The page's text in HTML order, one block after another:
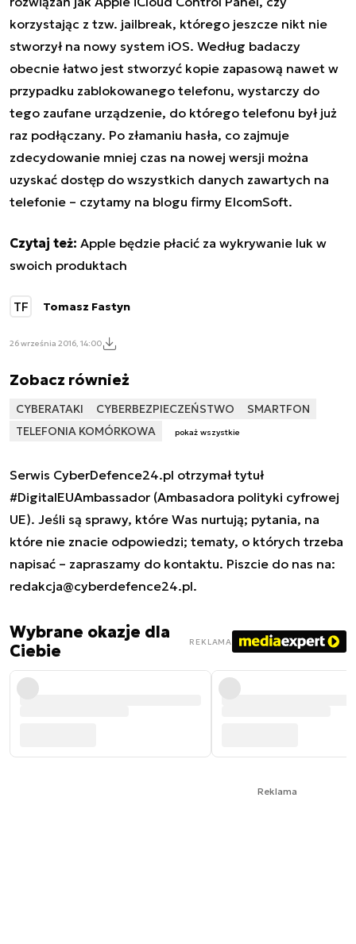
korzystając z tzw. jailbreak, którego jeszcze nikt nie
stworzył na nowy system iOS. Według badaczy
obecnie łatwo jest stworzyć kopie zapasową nawet w
przypadku zablokowanego telefonu, wystarczy do
tego zaufane urządzenie, do którego telefonu był już
raz podłączany. Po złamaniu hasła, co zajmuje
zdecydowanie mniej czas na nowej wersji można
uzyskać dostęp do wszystkich danych zawartych na
telefonie – czytamy na blogu firmy ElcomSoft.
Czytaj też: Apple będzie płacić za wykrywanie luk w
swoich produktach
TF Tomasz Fastyn
26 września 2016, 14:00
Zobacz również
CYBERATAKI CYBERBEZPIECZEŃSTWO
SMARTFON
TELEFONIA KOMÓRKOWA
pokaż wszystkie
Serwis CyberDefence24.pl otrzymał tytuł
#DigitalEUAmbassador (Ambasadora polityki cyfrowej
UE). Jeśli są sprawy, które Was nurtują; pytania, na
które nie znacie odpowiedzi; tematy, o których trzeba
napisać – zapraszamy do kontaktu. Piszcie do nas na:
redakcja@cyberdefence24.pl.
Wybrane okazje dla
Ciebie
REKLAMA
Reklama